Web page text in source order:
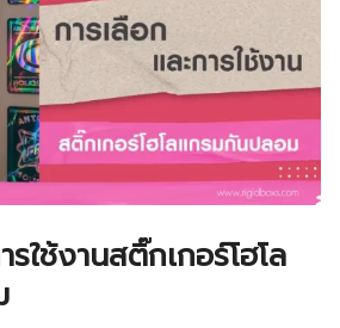
รใช้งานสติ๊กเกอร์โฮโล